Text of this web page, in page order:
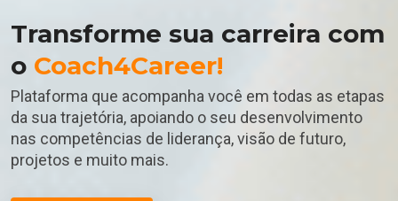
Transforme sua carreira com
o Coach4Career!
Plataforma que acompanha você em todas as etapas
da sua trajetória, apoiando o seu desenvolvimento
nas competências de liderança, visão de futuro,
projetos e muito mais.